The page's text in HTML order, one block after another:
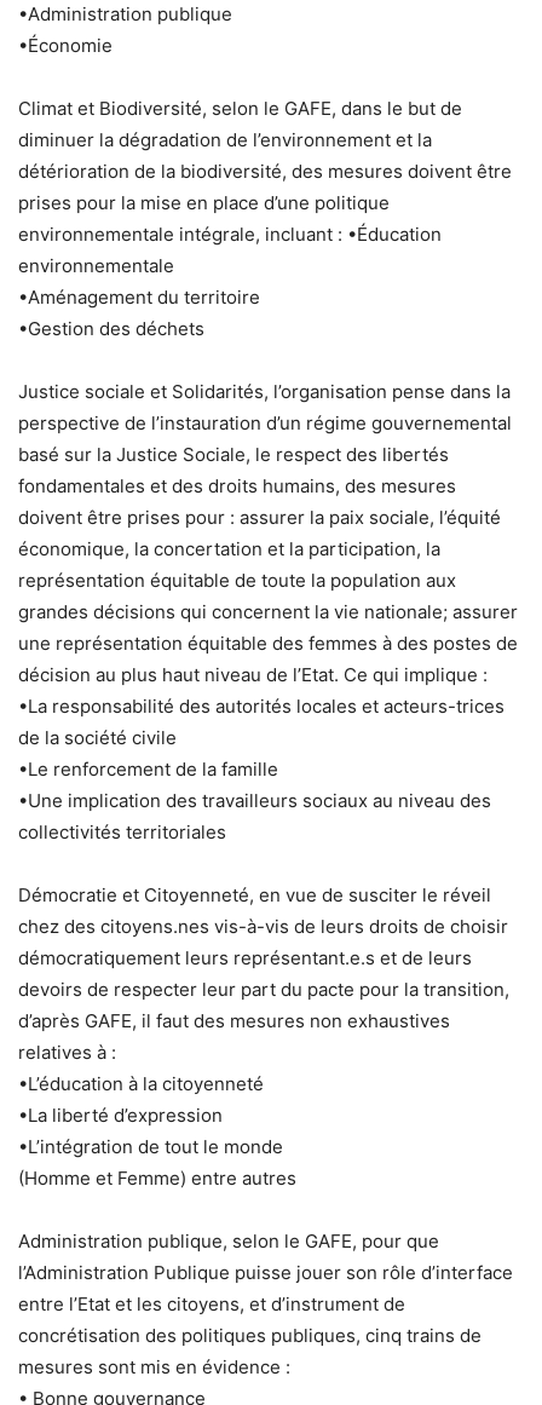
•Administration publique
•Économie
Climat et Biodiversité, selon le GAFE, dans le but de
diminuer la dégradation de l’environnement et la
détérioration de la biodiversité, des mesures doivent être
prises pour la mise en place d’une politique
environnementale intégrale, incluant : •Éducation
environnementale
•Aménagement du territoire
•Gestion des déchets
Justice sociale et Solidarités, l’organisation pense dans la
perspective de l’instauration d’un régime gouvernemental
basé sur la Justice Sociale, le respect des libertés
fondamentales et des droits humains, des mesures
doivent être prises pour : assurer la paix sociale, l’équité
économique, la concertation et la participation, la
représentation équitable de toute la population aux
grandes décisions qui concernent la vie nationale; assurer
une représentation équitable des femmes à des postes de
décision au plus haut niveau de l’Etat. Ce qui implique :
•La responsabilité des autorités locales et acteurs-trices
de la société civile
•Le renforcement de la famille
•Une implication des travailleurs sociaux au niveau des
collectivités territoriales
Démocratie et Citoyenneté, en vue de susciter le réveil
chez des citoyens.nes vis-à-vis de leurs droits de choisir
démocratiquement leurs représentant.e.s et de leurs
devoirs de respecter leur part du pacte pour la transition,
d’après GAFE, il faut des mesures non exhaustives
relatives à :
•L’éducation à la citoyenneté
•La liberté d’expression
•L’intégration de tout le monde
(Homme et Femme) entre autres
Administration publique, selon le GAFE, pour que
l’Administration Publique puisse jouer son rôle d’interface
entre l’Etat et les citoyens, et d’instrument de
concrétisation des politiques publiques, cinq trains de
mesures sont mis en évidence :
• Bonne gouvernance